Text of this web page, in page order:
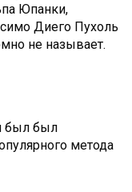
Юпанки,
Диего Пухоль
не называет.
был был
метода